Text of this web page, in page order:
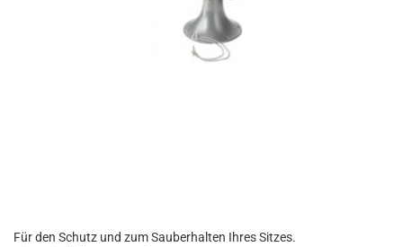
Für den Schutz und zum Sauberhalten Ihres Sitzes.